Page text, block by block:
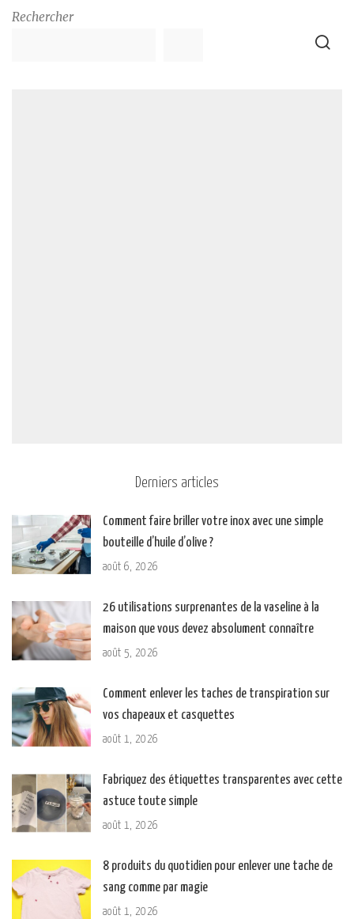
Rechercher
Derniers articles
Comment faire briller votre inox avec une simple
bouteille d’huile d’olive ?
août 6, 2026
26 utilisations surprenantes de la vaseline à la
maison que vous devez absolument connaître
août 5, 2026
Comment enlever les taches de transpiration sur
vos chapeaux et casquettes
août 1, 2026
Fabriquez des étiquettes transparentes avec cette
astuce toute simple
août 1, 2026
8 produits du quotidien pour enlever une tache de
sang comme par magie
août 1, 2026